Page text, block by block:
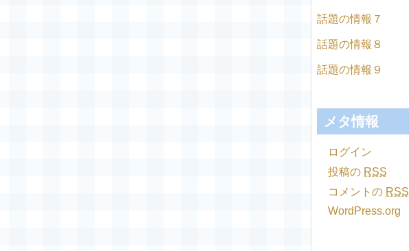
話題の情報７
話題の情報８
話題の情報９
メタ情報
ログイン
投稿の RSS
コメントの RSS
WordPress.org